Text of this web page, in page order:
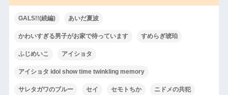
GALS!!(続編) あいだ夏波
かわいすぎる男子がお家で待っています すめらぎ琥珀
ふじめいこ アイショタ
アイショタ idol show time twinkling memory
サレタガワのブルー セイ セモトちか ニドメの共犯